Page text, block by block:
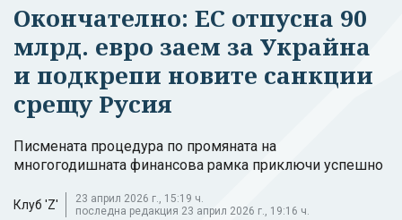
Окончателно: ЕС отпусна 90
млрд. евро заем за Украйна
и подкрепи новите санкции
срещу Русия
Писмената процедура по промяната на
многогодишната финансова рамка приключи успешно
Клуб 'Z'
23 април 2026 г., 15:19 ч.
последна редакция 23 април 2026 г., 19:16 ч.